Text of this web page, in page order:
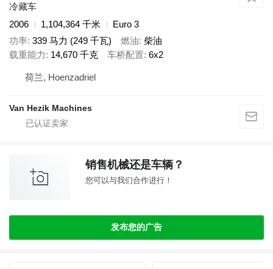
冷藏车
2006
1,104,364 千米
Euro 3
功率 339 马力 (249 千瓦) 燃油 柴油
载重能力
14,670 千克 车桥配置 6x2
荷兰, Hoenzadriel
Van Hezik Machines
销售机械还是车辆？
您可以与我们合作进行！
发布您的广告